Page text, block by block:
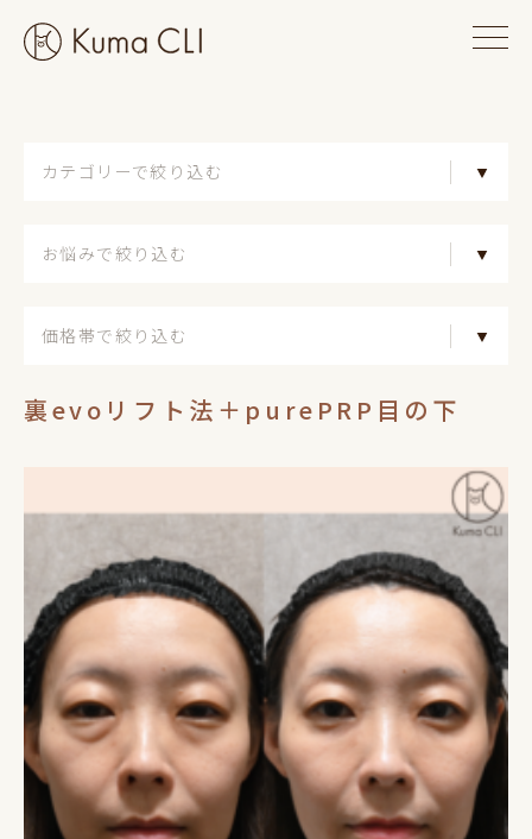
カテゴリーで絞り込む
お悩みで絞り込む
価格帯で絞り込む
裏evoリフト法＋purePRP目の下